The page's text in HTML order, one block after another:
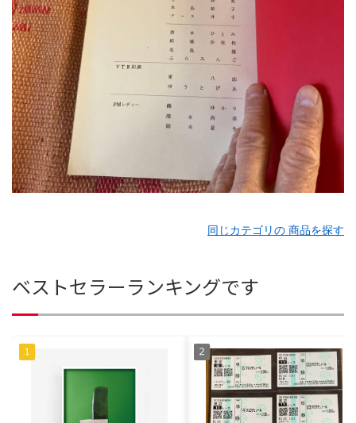
同じカテゴリの 商品を探す
ベストセラーランキングです